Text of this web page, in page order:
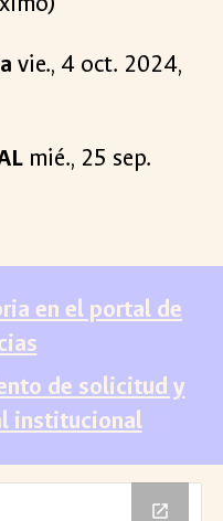
vie., 4 oct. 2024,
mié., 25 sep.
en el portal de
de solicitud y
institucional